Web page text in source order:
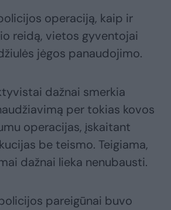
operaciją, kaip ir
reidą, vietos gyventojai
jėgos panaudojimo.
dažnai smerkia
per tokias kovos
operacijas, įskaitant
be teismo. Teigiama,
dažnai lieka nenubausti.
pareigūnai buvo